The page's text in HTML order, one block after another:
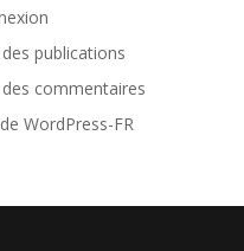
des publications
des commentaires
WordPress-FR